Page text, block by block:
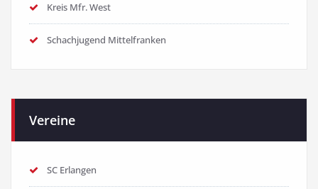
Kreis Mfr. West
Schachjugend Mittelfranken
Vereine
SC Erlangen